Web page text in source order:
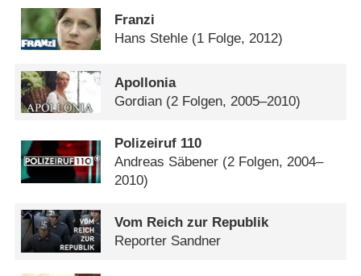
Franzi
Hans Stehle (1 Folge, 2012)
Apollonia
Gordian (2 Folgen, 2005–2010)
Polizeiruf 110
Andreas Säbener (2 Folgen, 2004–
2010)
Vom Reich zur Republik
Reporter Sandner